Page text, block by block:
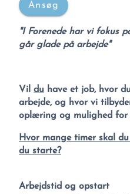
Ansøg
"I Forenede har vi fokus
går glade på arbejde"
Vil du have et job, hvor
arbejde, og hvor vi
oplæring og mulighed for
Hvor mange timer skal
du starte?
Arbejdstid og opstart